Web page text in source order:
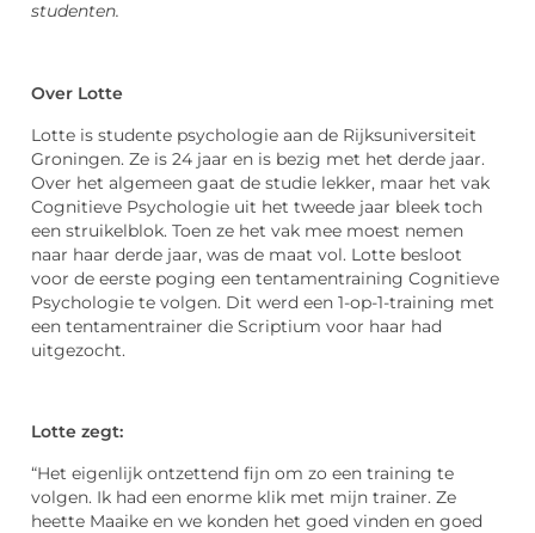
studenten.
Over Lotte
Lotte is studente psychologie aan de Rijksuniversiteit
Groningen. Ze is 24 jaar en is bezig met het derde jaar.
Over het algemeen gaat de studie lekker, maar het vak
Cognitieve Psychologie uit het tweede jaar bleek toch
een struikelblok. Toen ze het vak mee moest nemen
naar haar derde jaar, was de maat vol. Lotte besloot
voor de eerste poging een tentamentraining Cognitieve
Psychologie te volgen. Dit werd een 1-op-1-training met
een tentamentrainer die Scriptium voor haar had
uitgezocht.
Lotte zegt:
“Het eigenlijk ontzettend fijn om zo een training te
volgen. Ik had een enorme klik met mijn trainer. Ze
heette Maaike en we konden het goed vinden en goed